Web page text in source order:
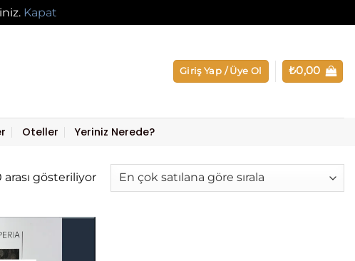
Kapat
Giriş Yap / Üye Ol ₺0,00
Oteller Yeriniz Nerede?
arası gösteriliyorPopülerliğe
göre